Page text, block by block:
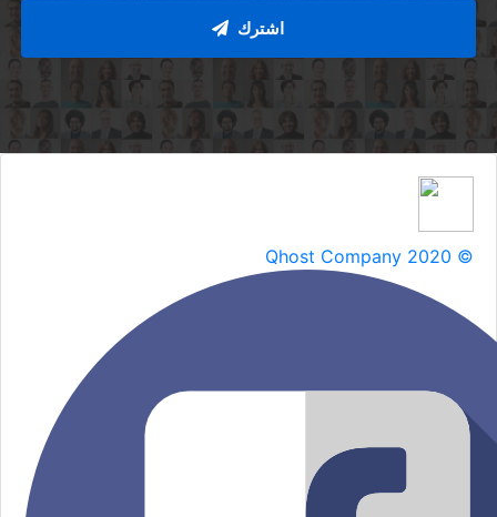
اشترك
Qhost Company 2020 ©